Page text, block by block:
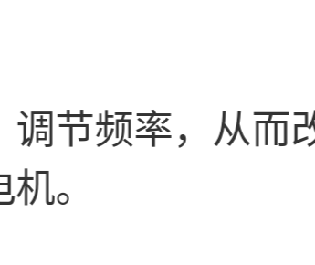
节频率，从而
。